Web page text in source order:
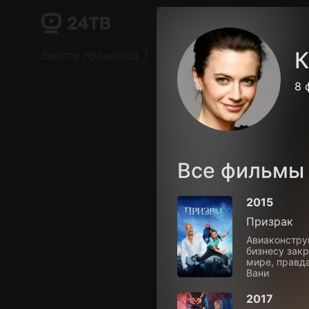
8
Все фильмы
2015
Призрак
бизнесу
мире,
Вани
2017
support@24h.tv
Пользовательское соглашение
Установить на ТВ